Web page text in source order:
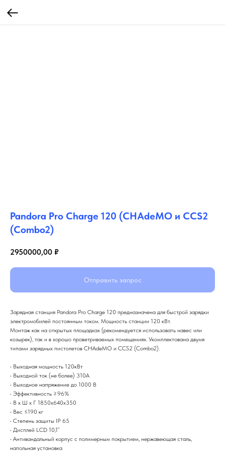
Pandora Pro Charge 120 (CHAdeMO и CCS2
(Combo2)
2950000,00 ₽
Отправить запрос
Зарядная станция Pandora Pro Charge 120 предназначена для быстрой зарядки
электромобилей постоянным током. Мощность станции 120 кВт.
Монтаж как на открытых площадках (рекомендуется использовать навес или
козырек), так и в хорошо проветриваемых помещениях. Укомплектована двумя
типами зарядных пистолетов CHAdeMO и CCS2 (Combo2).
• Выходная мощность 120кВт
• Выходной ток (не более) 310А
• Выходное напряжение до 1000 В
• Эффективность ≥96%
• В х Ш х Г 1850х640х350
• Вес ≤190 кг
• Степень защиты IP 65
• Дисплей LCD 10,1”
• Антивандальный корпус с полимерным покрытием, нержавеющая сталь,
напольная установка